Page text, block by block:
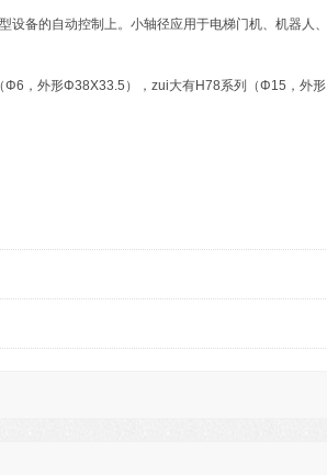
备的自动控制上。小轴径应用于电梯门机、机器人、
Φ6，外形Φ38X33.5），zui大有H78系列（Φ15，外形